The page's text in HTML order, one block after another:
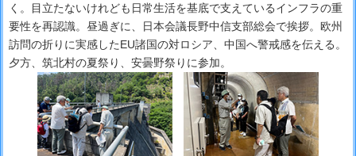
く。目立たないけれども日常生活を基底で支えているインフラの重
要性を再認識。昼過ぎに、日本会議長野中信支部総会で挨拶。欧州
訪問の折りに実感したEU諸国の対ロシア、中国へ警戒感を伝える。
夕方、筑北村の夏祭り、安曇野祭りに参加。